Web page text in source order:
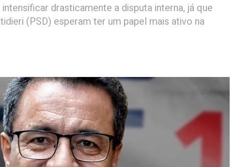
drasticamente a disputa interna, já que
(PSD) esperam ter um papel mais ativo na